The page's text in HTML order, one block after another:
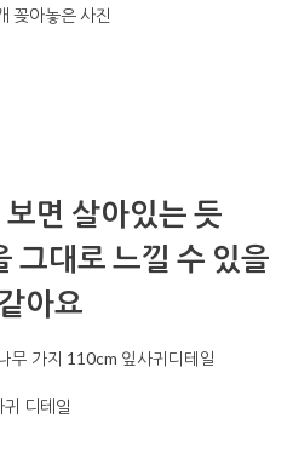
꽂아놓은 사진
면 살아있는 듯
그대로 느낄 수 있을
아요
귀 디테일